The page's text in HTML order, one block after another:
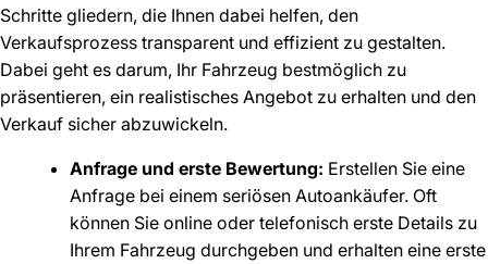
Schritte gliedern, die Ihnen dabei helfen, den
Verkaufsprozess transparent und effizient zu gestalten.
Dabei geht es darum, Ihr Fahrzeug bestmöglich zu
präsentieren, ein realistisches Angebot zu erhalten und den
Verkauf sicher abzuwickeln.
Anfrage und erste Bewertung: Erstellen Sie eine
Anfrage bei einem seriösen Autoankäufer. Oft
können Sie online oder telefonisch erste Details zu
Ihrem Fahrzeug durchgeben und erhalten eine erste